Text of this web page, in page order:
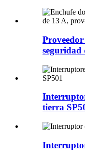
seguridad
tierra